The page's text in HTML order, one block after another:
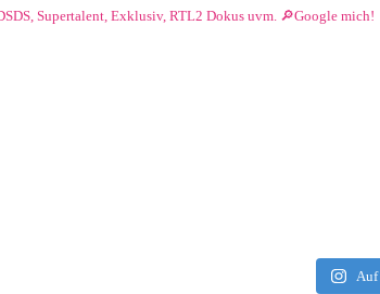
Supertalent, Exklusiv, RTL2 Dokus uvm. 🔎Google mich!
Auf